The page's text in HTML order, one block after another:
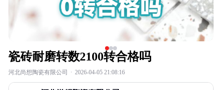
瓷砖耐磨转数2100转合格吗
河北尚想陶瓷有限公司 · 2026-04-05 21:08:16